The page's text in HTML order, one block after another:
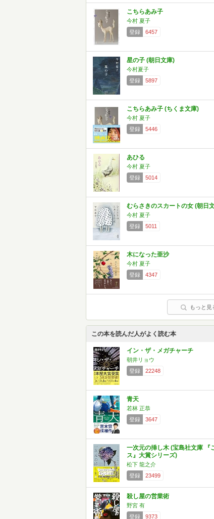
こちらあみ子
今村 夏子
登録
6457
星の子 (朝日文庫)
今村夏子
登録
5897
こちらあみ子 (ちくま文庫)
今村 夏子
登録
5446
あひる
今村 夏子
登録
5014
むらさきのスカートの女 (朝日
今村 夏子
登録
5011
木になった亜沙
今村 夏子
登録
4347
もっと見
この本を読んだ人がよく読む本
イン・ザ・メガチャーチ
朝井リョウ
登録
22248
青天
若林 正恭
登録
3647
一次元の挿し木 (宝島社文庫 『
ス』大賞シリーズ)
松下 龍之介
登録
23499
殺し屋の営業術
野宮 有
登録
9373